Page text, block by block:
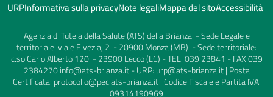
URPInformativa sulla privacyNote legaliMappa del sitoAccessibilità
Agenzia di Tutela della Salute (ATS) della Brianza - Sede Legale e
territoriale: viale Elvezia, 2 - 20900 Monza (MB) - Sede territoriale:
c.so Carlo Alberto 120 - 23900 Lecco (LC) - TEL. 039 23841 - FAX 039
2384270 info@ats-brianza.it- URP: urp@ats-brianza.it| Posta
Certificata: protocollo@pec.ats-brianza.it| Codice Fiscale e Partita IVA:
09314190969